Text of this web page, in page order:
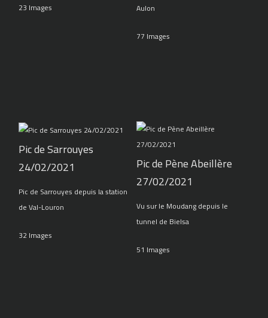
23 Images
Aulon
77 Images
Pic de Sarrouyes
24/02/2021
Pic de Sarrouyes depuis la station
de Val-Louron
32 Images
Pic de Pène Abeillère
27/02/2021
Vu sur le Moudang depuis le
tunnel de Bielsa
51 Images